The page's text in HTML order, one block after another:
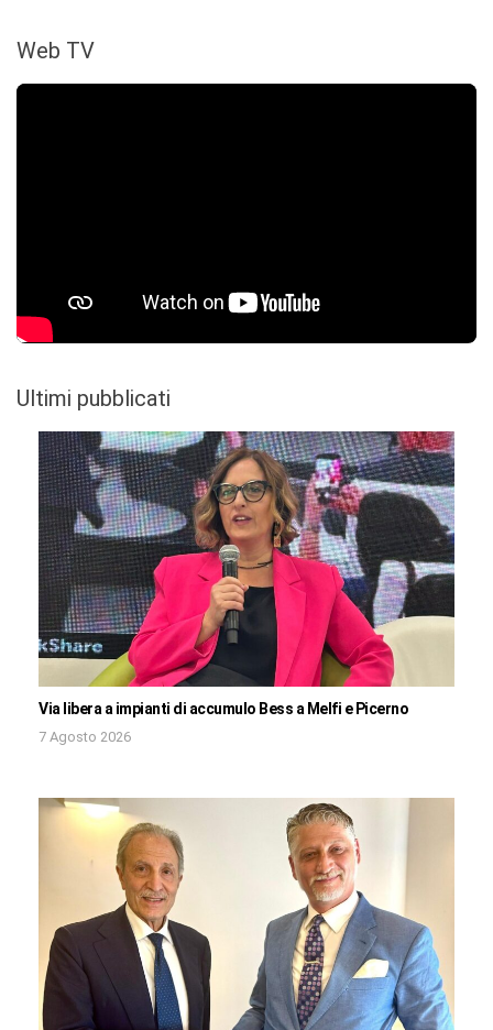
Web TV
Ultimi pubblicati
Via libera a impianti di accumulo Bess a Melfi e Picerno
7 Agosto 2026